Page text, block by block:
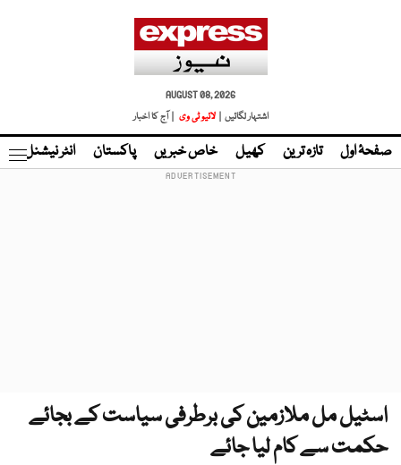
AUGUST 08, 2026
اشتہار لگائیں |
لائیو ٹی وی | آج کا اخبار
صفحۂ اول تازہ ترین کھیل خاص خبریں پاکستان انٹر نیشنل
اسٹیل مل ملازمین کی برطرفی سیاست کے بجائے
حکمت سے کام لیا جائے